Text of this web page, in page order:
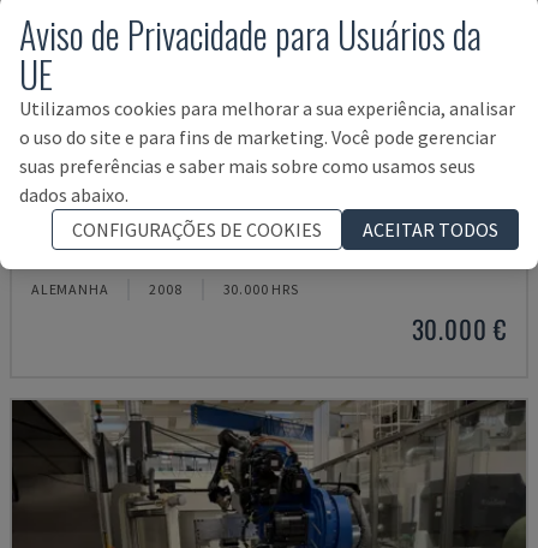
ALPHA 433 L
ALEMANHA 2008 30.000 HRS
30.000 €
Aviso de Privacidade para Usuários da
UE
Utilizamos cookies para melhorar a sua experiência, analisar
o uso do site e para fins de marketing. Você pode gerenciar
suas preferências e saber mais sobre como usamos seus
dados abaixo.
CONFIGURAÇÕES DE COOKIES
ACEITAR TODOS